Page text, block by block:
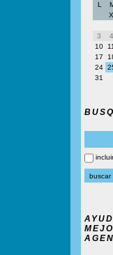
L
X
3
4
10
11
17
24
31